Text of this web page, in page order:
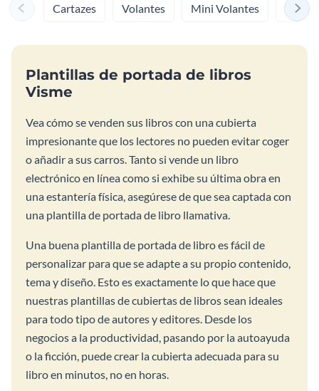
Cartazes Volantes Mini Volantes Menús
Plantillas de portada de libros
Visme
Vea cómo se venden sus libros con una cubierta
impresionante que los lectores no pueden evitar coger
o añadir a sus carros. Tanto si vende un libro
electrónico en línea como si exhibe su última obra en
una estantería física, asegúrese de que sea captada con
una plantilla de portada de libro llamativa.
Una buena plantilla de portada de libro es fácil de
personalizar para que se adapte a su propio contenido,
tema y diseño. Esto es exactamente lo que hace que
nuestras plantillas de cubiertas de libros sean ideales
para todo tipo de autores y editores. Desde los
negocios a la productividad, pasando por la autoayuda
o la ficción, puede crear la cubierta adecuada para su
libro en minutos, no en horas.